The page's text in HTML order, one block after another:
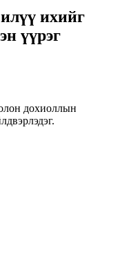
ихийг
үүрэг
дохиоллын